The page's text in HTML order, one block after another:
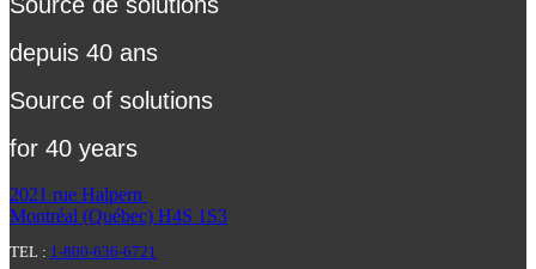
depuis 40 ans
Source of solutions
for 40 years
2021 rue Halpern
Montréal (Québec) H4S 1S3
TEL : 1-800-636-6721